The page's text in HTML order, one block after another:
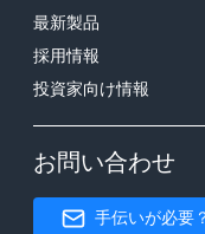
最新製品
採用情報
投資家向け情報
お問い合わせ
手伝いが必要